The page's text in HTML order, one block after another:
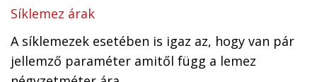
Síklemez árak
A síklemezek esetében is igaz az, hogy van pár
jellemző paraméter amitől függ a lemez